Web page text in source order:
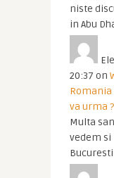
niste
in Abu
20:37 on
Romania
va urma ?
Multa
vedem si
Bucuresti